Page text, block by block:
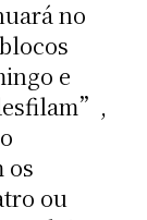
no
e
os
ou